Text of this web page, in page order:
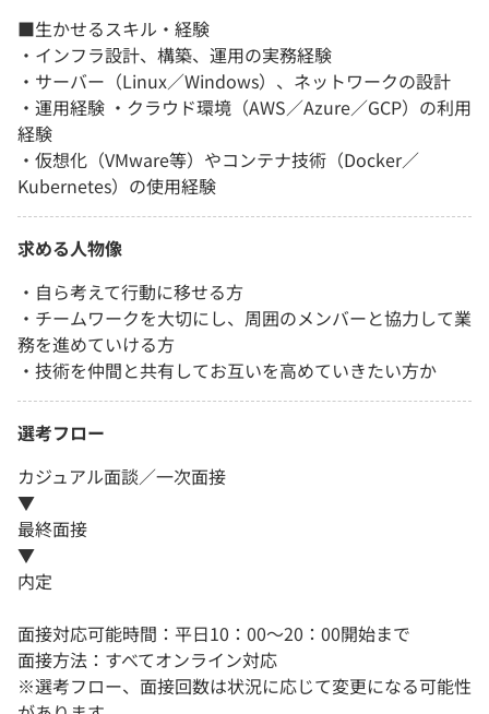
■生かせるスキル・経験
・インフラ設計、構築、運用の実務経験
・サーバー（Linux／Windows）、ネットワークの設計
・運用経験 ・クラウド環境（AWS／Azure／GCP）の利用
経験
・仮想化（VMware等）やコンテナ技術（Docker／
Kubernetes）の使用経験
求める人物像
・自ら考えて行動に移せる方
・チームワークを大切にし、周囲のメンバーと協力して業
務を進めていける方
・技術を仲間と共有してお互いを高めていきたい方か
選考フロー
カジュアル面談／一次面接
▼
最終面接
▼
内定
面接対応可能時間：平日10：00〜20：00開始まで
面接方法：すべてオンライン対応
※選考フロー、面接回数は状況に応じて変更になる可能性